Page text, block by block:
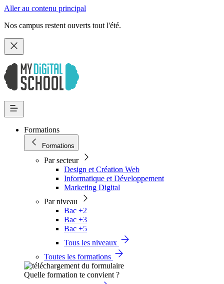
Aller au contenu principal
Nos campus restent ouverts tout l'été.
Formations
Formations
Par secteur
Design et Création Web
Informatique et Développement
Marketing Digital
Par niveau
Bac +2
Bac +3
Bac +5
Tous les niveaux
Toutes les formations
Quelle formation te convient ?